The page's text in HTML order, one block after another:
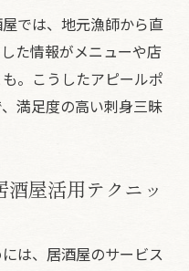
では、地元漁師から直
た情報がメニューや店
。こうしたアピールポ
満足度の高い刺身三昧
屋活用テクニッ
は、居酒屋のサービス